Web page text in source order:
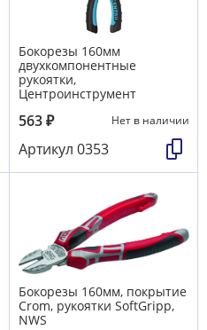
Бокорезы 160мм
двухкомпонентные
рукоятки,
Центроинструмент
563₽ Нет в наличии
Артикул 0353
Бокорезы 160мм, покрытие
Crom, рукоятки SoftGripp,
NWS